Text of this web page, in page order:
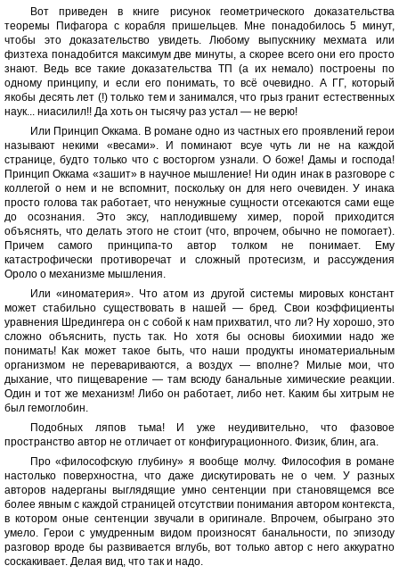
Вот приведен в книге рисунок геометрического доказательства
теоремы Пифагора с корабля пришельцев. Мне понадобилось 5 минут,
чтобы это доказательство увидеть. Любому выпускнику мехмата или
физтеха понадобится максимум две минуты, а скорее всего они его просто
знают. Ведь все такие доказательства ТП (а их немало) построены по
одному принципу, и если его понимать, то всё очевидно. А ГГ, который
якобы десять лет (!) только тем и занимался, что грыз гранит естественных
наук... ниасилил!! Да хоть он тысячу раз устал — не верю!
Или Принцип Оккама. В романе одно из частных его проявлений герои
называют некими «весами». И поминают всуе чуть ли не на каждой
странице, будто только что с восторгом узнали. О боже! Дамы и господа!
Принцип Оккама «зашит» в научное мышление! Ни один инак в разговоре с
коллегой о нем и не вспомнит, поскольку он для него очевиден. У инака
просто голова так работает, что ненужные сущности отсекаются сами еще
до осознания. Это эксу, наплодившему химер, порой приходится
объяснять, что делать этого не стоит (что, впрочем, обычно не помогает).
Причем самого принципа-то автор толком не понимает. Ему
катастрофически противоречат и сложный протесизм, и рассуждения
Ороло о механизме мышления.
Или «иноматерия». Что атом из другой системы мировых констант
может стабильно существовать в нашей — бред. Свои коэффициенты
уравнения Шредингера он с собой к нам прихватил, что ли? Ну хорошо, это
сложно объяснить, пусть так. Но хотя бы основы биохимии надо же
понимать! Как может такое быть, что наши продукты иноматериальным
организмом не перевариваются, а воздух — вполне? Милые мои, что
дыхание, что пищеварение — там всюду банальные химические реакции.
Один и тот же механизм! Либо он работает, либо нет. Каким бы хитрым не
был гемоглобин.
Подобных ляпов тьма! И уже неудивительно, что фазовое
пространство автор не отличает от конфигурационного. Физик, блин, ага.
Про «философскую глубину» я вообще молчу. Философия в романе
настолько поверхностна, что даже дискутировать не о чем. У разных
авторов надерганы выглядящие умно сентенции при становящемся все
более явным с каждой страницей отсутствии понимания автором контекста,
в котором оные сентенции звучали в оригинале. Впрочем, обыграно это
умело. Герои с умудренным видом произносят банальности, по эпизоду
разговор вроде бы развивается вглубь, вот только автор с него аккуратно
соскакивает. Делая вид, что так и надо.